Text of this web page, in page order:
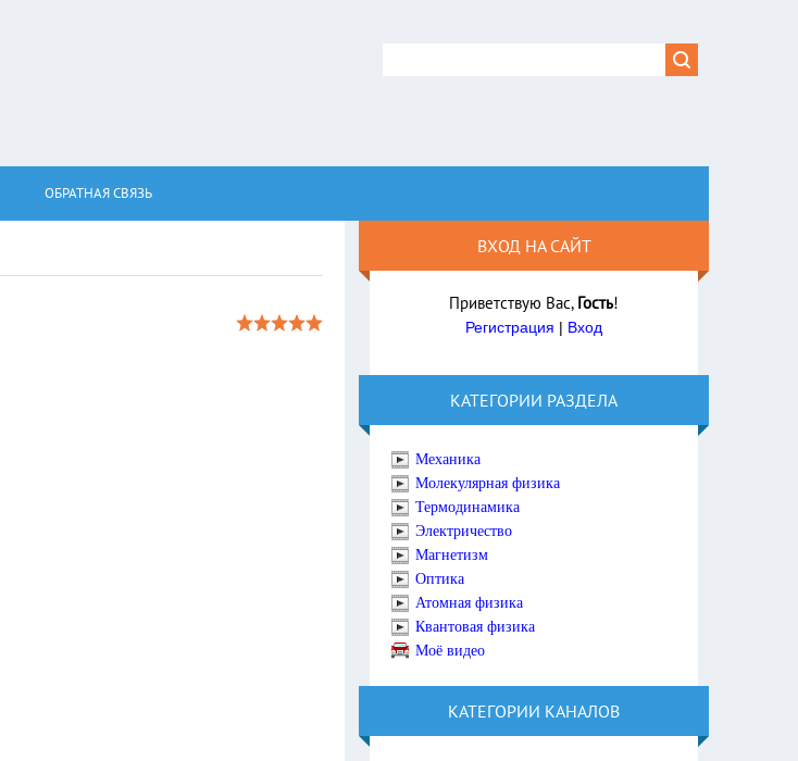
ОБРАТНАЯ СВЯЗЬ
ВХОД НА САЙТ
Приветствую Вас, Гость!
Регистрация | Вход
КАТЕГОРИИ РАЗДЕЛА
Механика
Молекулярная физика
Термодинамика
Электричество
Магнетизм
Оптика
Атомная физика
Квантовая физика
Моё видео
КАТЕГОРИИ КАНАЛОВ